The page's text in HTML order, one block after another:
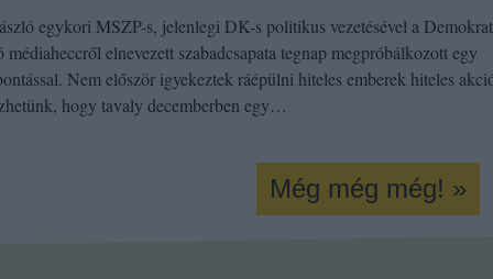
egykori MSZP-s, jelenlegi DK-s politikus vezetésével a
elnevezett szabadcsapata tegnap megpróbálkozott egy
Nem először igyekeztek ráépülni hiteles emberek hiteles
hogy tavaly decemberben egy…
Még még még! »